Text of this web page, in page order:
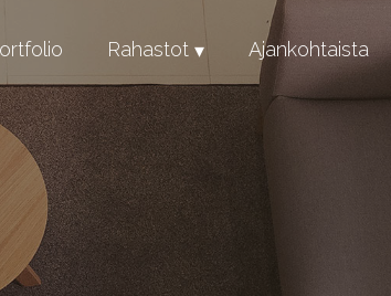
Rahastot
North Savo Startup Fund
South Karelia Growth Fund
Ajankohtaista